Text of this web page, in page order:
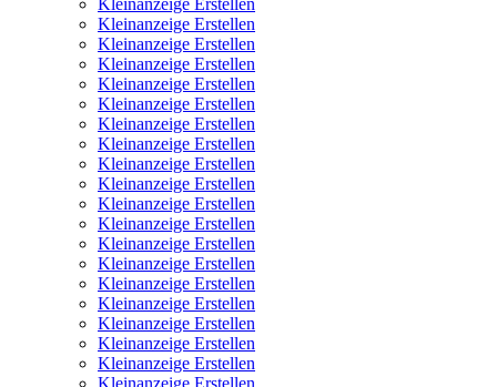
Kleinanzeige Erstellen
Kleinanzeige Erstellen
Kleinanzeige Erstellen
Kleinanzeige Erstellen
Kleinanzeige Erstellen
Kleinanzeige Erstellen
Kleinanzeige Erstellen
Kleinanzeige Erstellen
Kleinanzeige Erstellen
Kleinanzeige Erstellen
Kleinanzeige Erstellen
Kleinanzeige Erstellen
Kleinanzeige Erstellen
Kleinanzeige Erstellen
Kleinanzeige Erstellen
Kleinanzeige Erstellen
Kleinanzeige Erstellen
Kleinanzeige Erstellen
Kleinanzeige Erstellen